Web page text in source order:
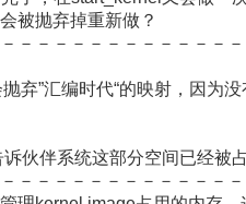
被抛弃掉重新做？
－－－－－－－－－－－－
弃”汇编时代“的映射，因为
伙伴系统这部分空间已经被
－－－－－－－－－－－－